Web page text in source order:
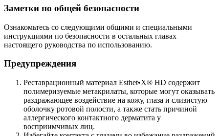
Заметки по общей безопасности
Ознакомьтесь со следующими общими и специальными
инструкциями по безопасности в остальных главах
настоящего руководства по использованию.
Предупреждения
Реставрационный материал Esthet•X® HD содержит
полимеризуемые метакрилаты, которые могут оказывать
раздражающее воздействие на кожу, глаза и слизистую
оболочку ротовой полости, а также стать причиной
аллергического контактного дерматита у
восприимчивых лиц.